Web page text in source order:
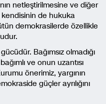
netleştirilmesine ve diğer
kendisinin de hukuka
demokrasilerde özellikle
Bağımsız olmadığı
ve onun uzantısı
önerimiz, yargının
güçler ayrılığını